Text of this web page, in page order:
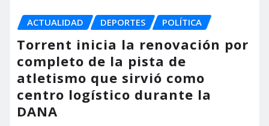
ACTUALIDAD DEPORTES POLÍTICA
Torrent inicia la renovación por
completo de la pista de
atletismo que sirvió como
centro logístico durante la
DANA